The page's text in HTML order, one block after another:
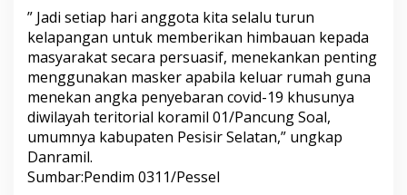
k
a
n
P
r
o
k
e
s
” Jadi setiap hari anggota kita selalu turun
kelapangan untuk memberikan himbauan kepada
masyarakat secara persuasif, menekankan penting
menggunakan masker apabila keluar rumah guna
menekan angka penyebaran covid-19 khusunya
diwilayah teritorial koramil 01/Pancung Soal,
umumnya kabupaten Pesisir Selatan,” ungkap
Danramil.
Sumbar:Pendim 0311/Pessel